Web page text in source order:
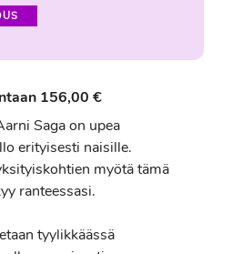
156,00 €
Saga on upea
erityisesti naisille.
myötä tämä
ranteessasi.
tyylikkäässä